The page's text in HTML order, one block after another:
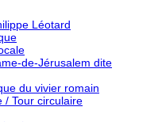
Léotard
de-Jérusalem dite
du vivier romain
/ Tour circulaire